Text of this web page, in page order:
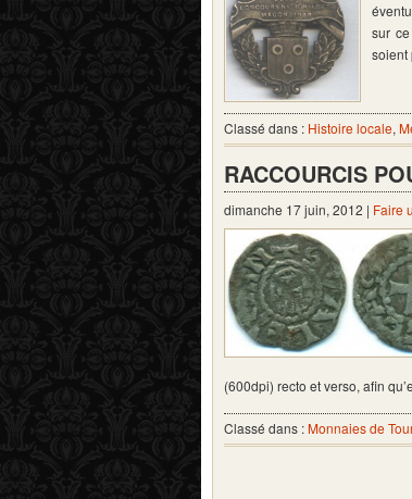
sur
soient
Classé dans : Histoire locale,
RACCOURCIS
dimanche 17 juin, 2012 | Faire
(600dpi) recto et verso, afin
Classé dans :Monnaies de